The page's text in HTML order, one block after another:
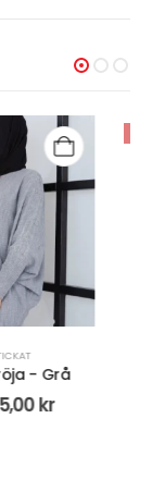
,STICKAT
Tröja - Svart
kr 125,00